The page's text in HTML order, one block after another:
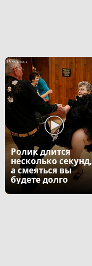
Ролик длится
несколько секунд,
а смеяться вы
будете долго